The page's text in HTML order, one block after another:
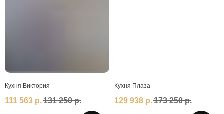
Кухня Виктория
111 563 р.131 250 р.
Кухня Плаза
129 938 р.173 250 р.